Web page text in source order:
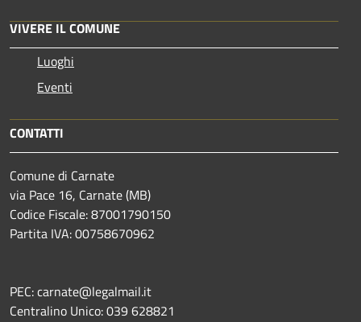
VIVERE IL COMUNE
Luoghi
Eventi
CONTATTI
Comune di Carnate
via Pace 16, Carnate (MB)
Codice Fiscale: 87001790150
Partita IVA: 00758670962
PEC: carnate@legalmail.it
Centralino Unico: 039 628821